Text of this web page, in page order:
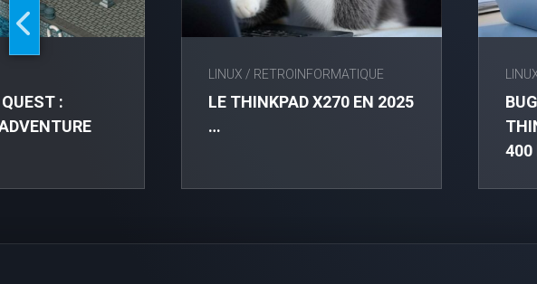
:
LINUX / RETROINFORMATIQUE
LE THINKPAD X270 EN 2025
…
400